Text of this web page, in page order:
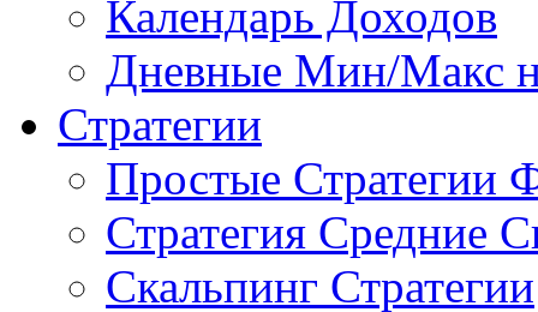
Календарь Доходов
Дневные Мин/Макс
Стратегии
Простые Стратегии
Стратегия Средние
Скальпинг Стратегии